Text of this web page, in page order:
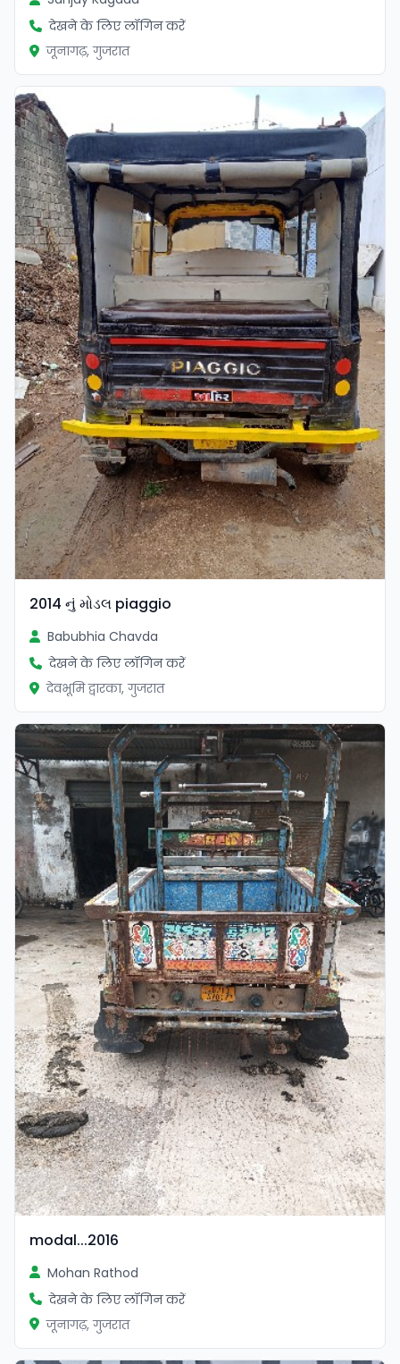
देखने के लिए लॉगिन करें
जूनागढ़, गुजरात
2014 નું મોડલ piaggio
Babubhia Chavda
देखने के लिए लॉगिन करें
देवभूमि द्वारका, गुजरात
modal...2016
Mohan Rathod
देखने के लिए लॉगिन करें
जूनागढ़, गुजरात